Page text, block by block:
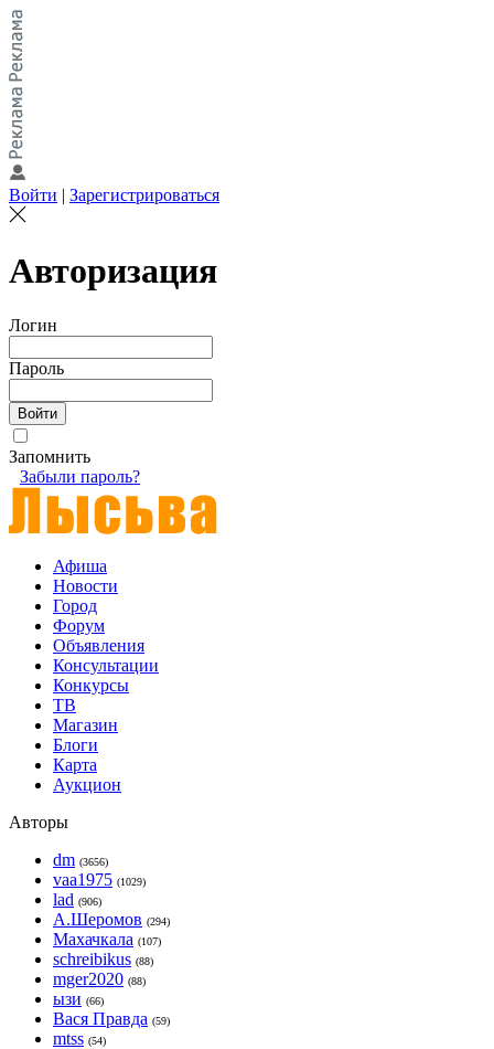
Войти | Зарегистрироваться
Авторизация
Логин
Пароль
Запомнить
Забыли пароль?
Афиша
Новости
Город
Форум
Объявления
Консультации
Конкурсы
ТВ
Магазин
Блоги
Карта
Аукцион
Авторы
dm (3656)
vaa1975 (1029)
lad (906)
А.Шеромов (294)
Махачкала (107)
schreibikus (88)
mger2020 (88)
ызи (66)
Вася Правда (59)
mtss (54)